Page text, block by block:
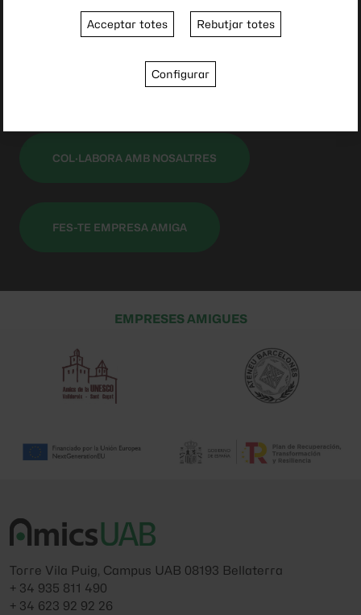
completat, seràs registrat com a soci numerari. Si
desitges adquirir la condició de soci col·laborador, et
avall. La teva col·laboració serà essencial per al
desenvolupament i l'èxit dels projectes de l'Associació.
COL·LABORA AMB NOSALTRES
FES-TE EMPRESA AMIGA
EMPRESES AMIGUES
Torre Vila Puig, Campus UAB 08193 Bellaterra
+ 34 935 811 490
+ 34 623 92 92 26
Acceptar totes Rebutjar totes
Configurar